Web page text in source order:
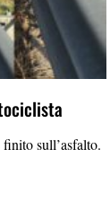
sull’asfalto.